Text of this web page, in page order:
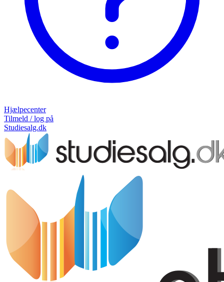
Hjælpecenter
Tilmeld / log på
Studiesalg.dk